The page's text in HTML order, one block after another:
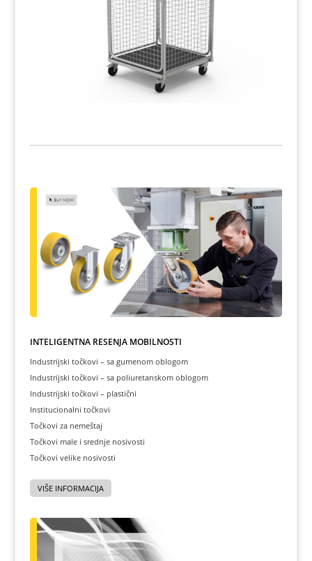
INTELIGENTNA REŠENJA MOBILNOSTI
Industrijski točkovi – sa gumenom oblogom
Industrijski točkovi – sa poliuretanskom oblogom
Industrijski točkovi – plastični
Institucionalni točkovi
Točkovi za nemeštaj
Točkovi male i srednje nosivosti
Točkovi velike nosivosti
VIŠE INFORMACIJA